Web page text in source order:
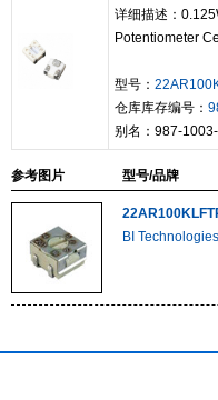
详细描述：
Potentiometer
型号：
仓库库存编号：
别名：987-
参考图片 型号/品牌
BI Technologies